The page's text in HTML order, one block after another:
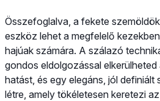
Összefoglalva, a fekete
eszköz lehet a megfelelő
hajúak számára. A szálazó
gondos eldolgozással elkerülheted
hatást, és egy elegáns, jól
létre, amely tökéletesen keretezi